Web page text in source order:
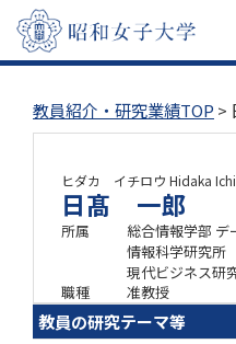
教員紹介・研究業績TOP >
ヒダカ イチロウ Hidaka
日髙 一郎
所属
総合情報学部
情報科学研究所
現代ビジネス研
職種
准教授
教員の研究テーマ等